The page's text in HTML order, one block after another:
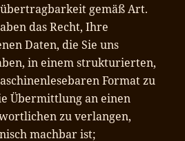
gemäß Art.
das Recht, Ihre
Daten, die Sie uns
in einem strukturierten,
Format zu
Übermittlung an einen
zu verlangen,
machbar ist;